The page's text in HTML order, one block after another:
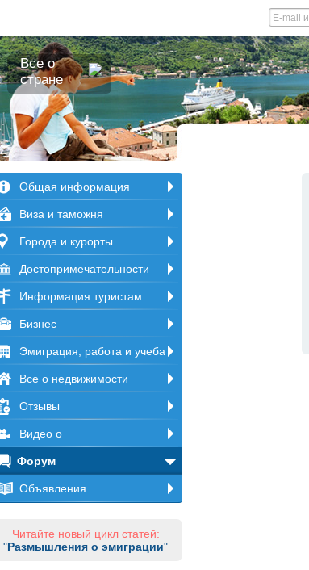
Все о
стране
Общая информация
Виза и таможня
Города и курорты
Достопримечательности
Информация туристам
Бизнес
Эмиграция, работа и учеба
Все о недвижимости
Отзывы
Видео о
Форум
Объявления
Читайте новый цикл статей:
"Размышления о эмиграции"